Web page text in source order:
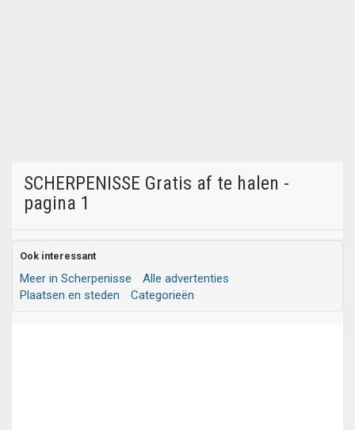
SCHERPENISSE Gratis af te halen -
pagina 1
Ook interessant
Meer in Scherpenisse
Alle advertenties
Plaatsen en steden
Categorieën